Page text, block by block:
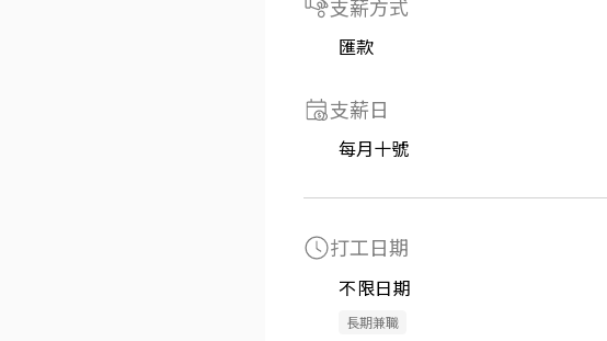
支薪方式
匯款
支薪日
每月十號
打工日期
不限日期
長期兼職